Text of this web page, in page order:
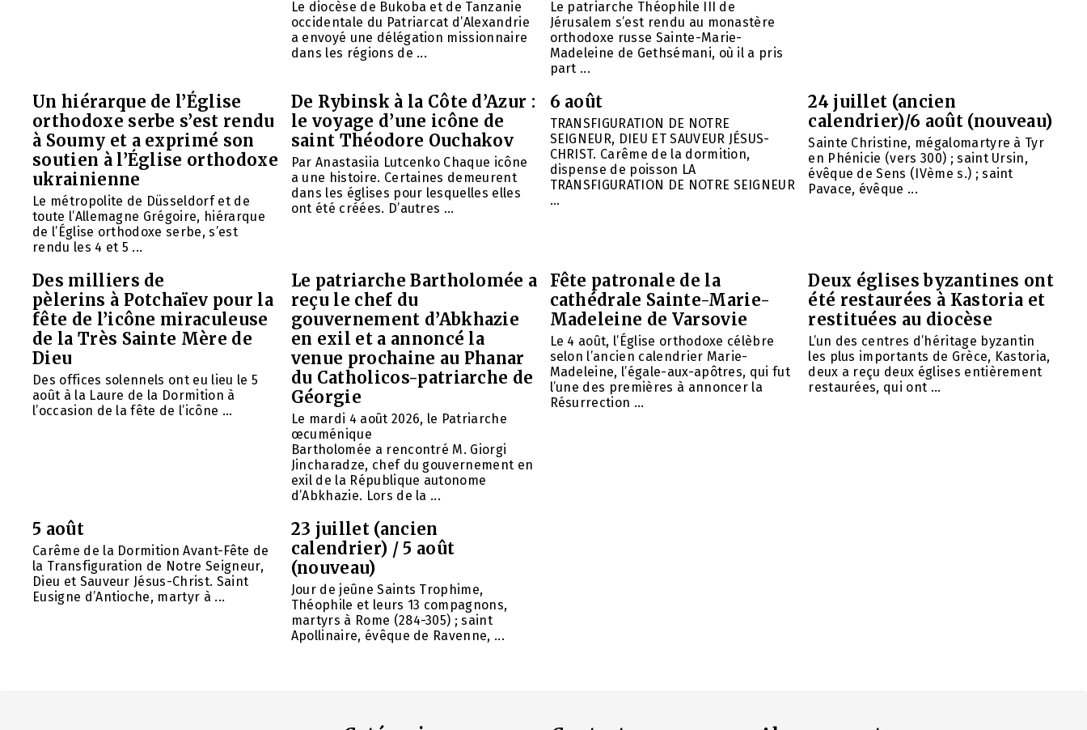
Le diocèse de Bukoba et de Tanzanie
occidentale du Patriarcat d’Alexandrie
a envoyé une délégation missionnaire
dans les régions de ...
Le patriarche Théophile III de
Jérusalem s’est rendu au monastère
orthodoxe russe Sainte-Marie-
Madeleine de Gethsémani, où il a pris
part ...
Un hiérarque de l’Église
orthodoxe serbe s’est rendu
à Soumy et a exprimé son
soutien à l’Église orthodoxe
ukrainienne
Le métropolite de Düsseldorf et de
toute l’Allemagne Grégoire, hiérarque
de l’Église orthodoxe serbe, s’est
rendu les 4 et 5 ...
De Rybinsk à la Côte d’Azur :
le voyage d’une icône de
saint Théodore Ouchakov
Par Anastasiia Lutcenko Chaque icône
a une histoire. Certaines demeurent
dans les églises pour lesquelles elles
ont été créées. D’autres ...
6 août
TRANSFIGURATION DE NOTRE
SEIGNEUR, DIEU ET SAUVEUR JÉSUS-
CHRIST. Carême de la dormition,
dispense de poisson LA
TRANSFIGURATION DE NOTRE SEIGNEUR
...
24 juillet (ancien
calendrier)/6 août (nouveau)
Sainte Christine, mégalomartyre à Tyr
en Phénicie (vers 300) ; saint Ursin,
évêque de Sens (IVème s.) ; saint
Pavace, évêque ...
Des milliers de
pèlerins à Potchaïev pour la
fête de l’icône miraculeuse
de la Très Sainte Mère de
Dieu
Des offices solennels ont eu lieu le 5
août à la Laure de la Dormition à
l’occasion de la fête de l’icône ...
Le patriarche Bartholomée a
reçu le chef du
gouvernement d’Abkhazie
en exil et a annoncé la
venue prochaine au Phanar
du Catholicos-patriarche de
Géorgie
Le mardi 4 août 2026, le Patriarche
œcuménique
Bartholomée a rencontré M. Giorgi
Jincharadze, chef du gouvernement en
exil de la République autonome
d’Abkhazie. Lors de la ...
Fête patronale de la
cathédrale Sainte-Marie-
Madeleine de Varsovie
Le 4 août, l’Église orthodoxe célèbre
selon l’ancien calendrier Marie-
Madeleine, l’égale-aux-apôtres, qui fut
l’une des premières à annoncer la
Résurrection ...
Deux églises byzantines ont
été restaurées à Kastoria et
restituées au diocèse
L’un des centres d’héritage byzantin
les plus importants de Grèce, Kastoria,
deux a reçu deux églises entièrement
restaurées, qui ont ...
5 août
Carême de la Dormition Avant-Fête de
la Transfiguration de Notre Seigneur,
Dieu et Sauveur Jésus-Christ. Saint
Eusigne d’Antioche, martyr à ...
23 juillet (ancien
calendrier) / 5 août
(nouveau)
Jour de jeûne Saints Trophime,
Théophile et leurs 13 compagnons,
martyrs à Rome (284-305) ; saint
Apollinaire, évêque de Ravenne, ...